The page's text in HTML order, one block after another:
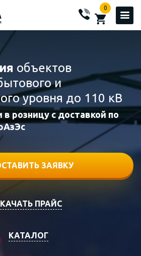
0
объектов
и
уровня до 110 кВ
розницу с доставкой по
ЗАЯВКУ
ПРАЙС
КАТАЛОГ